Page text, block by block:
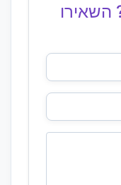
השאירו